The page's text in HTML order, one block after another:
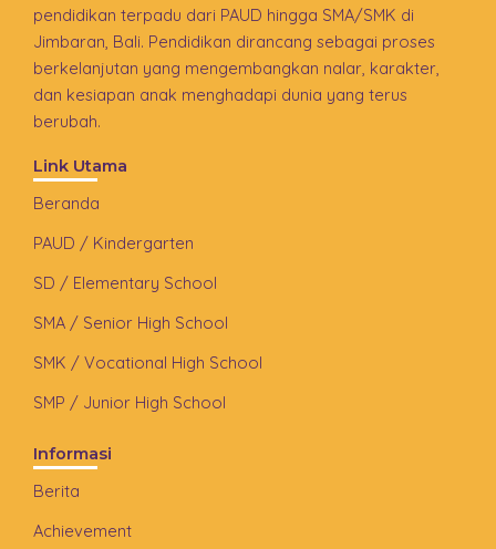
pendidikan terpadu dari PAUD hingga SMA/SMK di
Jimbaran, Bali. Pendidikan dirancang sebagai proses
berkelanjutan yang mengembangkan nalar, karakter,
dan kesiapan anak menghadapi dunia yang terus
berubah.
Link Utama
Beranda
PAUD / Kindergarten
SD / Elementary School
SMA / Senior High School
SMK / Vocational High School
SMP / Junior High School
Informasi
Berita
Achievement